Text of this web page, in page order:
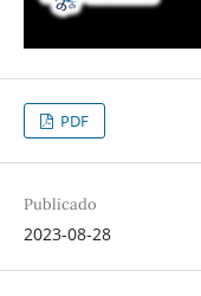
PDF
Publicado
2023-08-28